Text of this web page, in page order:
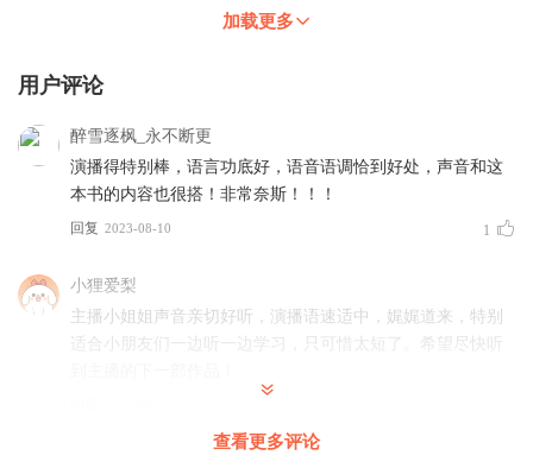
加载更多
用户评论
醉雪逐枫_永不断更
演播得特别棒，语言功底好，语音语调恰到好处，声音和这
本书的内容也很搭！非常奈斯！！！
回复 2023-08-10 1
小狸爱梨
主播小姐姐声音亲切好听，演播语速适中，娓娓道来，特别
适合小朋友们一边听一边学习，只可惜太短了。希望尽快听
查看更多评论